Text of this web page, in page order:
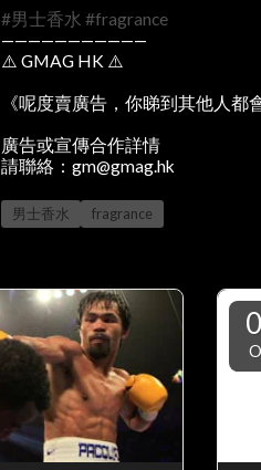
#男士香水 #fragrance
———————————
⚠️ GMAG HK ⚠️
《呢度賣廣告，你睇到其他人都
廣告或宣傳合作詳情
請聯絡：gm@gmag.hk
男士香水 fragrance